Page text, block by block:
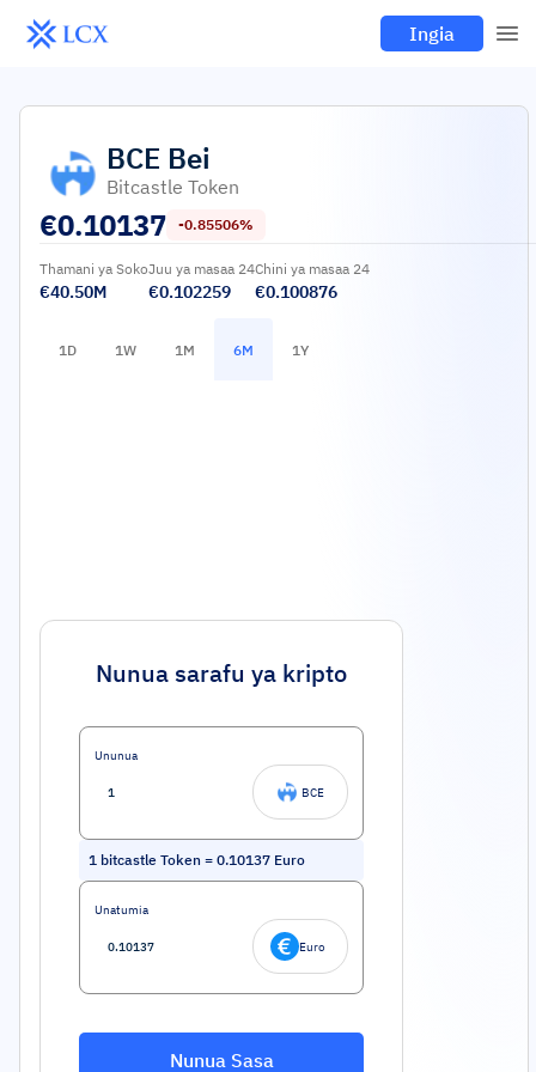
Ingia
BCE Bei
Bitcastle Token
€0.10137 -0.85506%
Thamani ya Soko
€40.50M
Juu ya masaa 24
€0.102259
Chini ya masaa 24
€0.100876
1D 1W 1M 6M 1Y
Nunua sarafu ya kripto
Ununua
BCE
1 bitcastle Token = 0.10137 Euro
Unatumia
Euro
Nunua Sasa